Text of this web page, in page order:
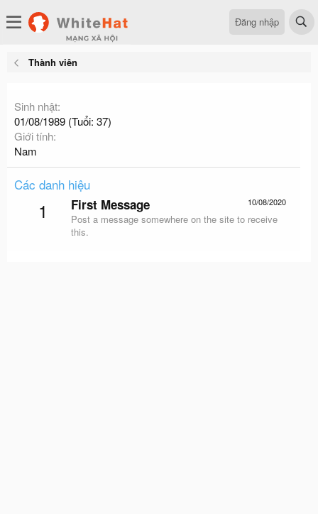
Đăng nhập
Thành viên
Sinh nhật
01/08/1989 (Tuổi: 37)
Giới tính
Nam
Các danh hiệu
1 10/08/2020
First Message
Post a message somewhere on the site to receive
this.